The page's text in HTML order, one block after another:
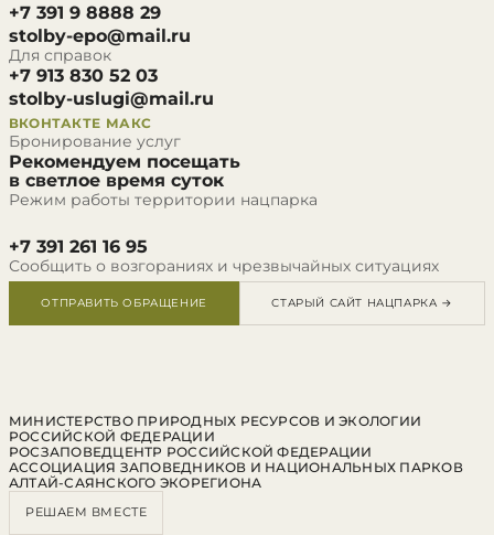
+7 391 9 8888 29
stolby-epo@mail.ru
Для справок
+7 913 830 52 03
stolby-uslugi@mail.ru
ВКОНТАКТЕ МАКС
Бронирование услуг
Рекомендуем посещать
в светлое время суток
Режим работы территории нацпарка
+7 391 261 16 95
Сообщить о возгораниях и чрезвычайных ситуациях
ОТПРАВИТЬ ОБРАЩЕНИЕ СТАРЫЙ САЙТ НАЦПАРКА →
МИНИСТЕРСТВО ПРИРОДНЫХ РЕСУРСОВ И ЭКОЛОГИИ
РОССИЙСКОЙ ФЕДЕРАЦИИ
РОСЗАПОВЕДЦЕНТР РОССИЙСКОЙ ФЕДЕРАЦИИ
АССОЦИАЦИЯ ЗАПОВЕДНИКОВ И НАЦИОНАЛЬНЫХ ПАРКОВ
АЛТАЙ-САЯНСКОГО ЭКОРЕГИОНА
РЕШАЕМ ВМЕСТЕ